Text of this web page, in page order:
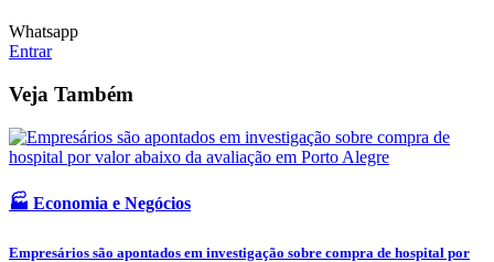
Whatsapp
Entrar
Veja Também
🏭 Economia e Negócios
Empresários são apontados em investigação sobre compra de hospital por